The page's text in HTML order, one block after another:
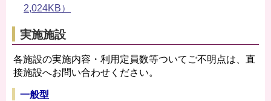
2,024KB）
実施施設
各施設の実施内容・利用定員数等ついてご不明点は、直
接施設へお問い合わせください。
一般型